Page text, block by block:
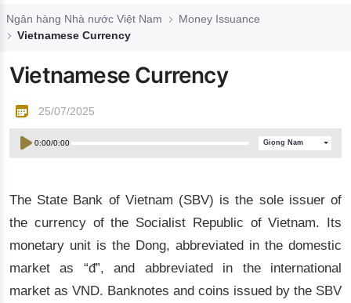
Đào tạo ISO
Ngân hàng Nhà nước Việt Nam
Money Issuance
Vietnamese Currency
Vietnamese Currency
25/07/2025
0:00/0:00 Giọng Nam
The State Bank of Vietnam (SBV) is the sole issuer of
the currency of the Socialist Republic of Vietnam. Its
monetary unit is the Dong, abbreviated in the domestic
market as “đ”, and abbreviated in the international
market as VND. Banknotes and coins issued by the SBV